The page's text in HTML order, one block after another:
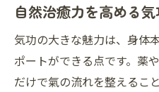
自然治癒力を高める
気功の大きな魅力は、身体
ポートができる点です。薬
だけで氣の流れを整えるこ